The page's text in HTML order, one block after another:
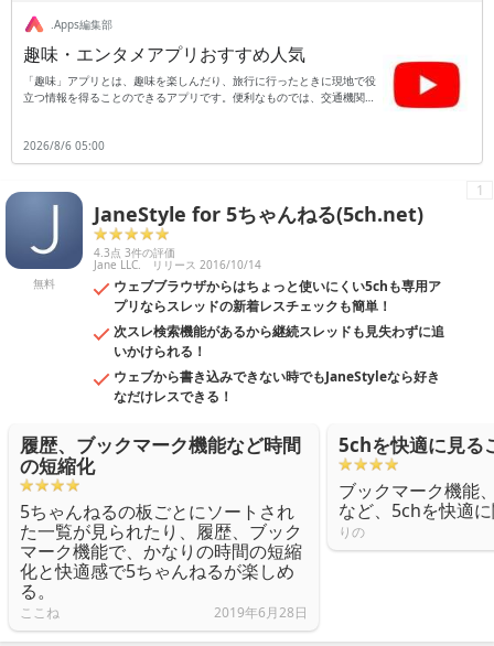
.Apps編集部
趣味・エンタメアプリおすすめ人気
「趣味」アプリとは、趣味を楽しんだり、旅行に行ったときに現地で役
立つ情報を得ることのできるアプリです。便利なものでは、交通機関の
方法を具体的に知ることができます。さらに、語学の勉強や海外旅行に
役立つのが翻訳アプリです。日本語を入力すると翻訳したい国の言葉に
訳することも可能です。旅行など知らない場所へ行くと、交通手段がス
ムーズだと安心して旅行を続けることができます。趣味でお出かけが多
い人にもおすすめです。
2026/8/6 05:00
無料
JaneStyle for 5ちゃんねる(5ch.net)
4.3点 3件の評価
Jane LLC. リリース 2016/10/14
ウェブブラウザからはちょっと使いにくい5chも専用ア
プリならスレッドの新着レスチェックも簡単！
次スレ検索機能があるから継続スレッドも見失わずに追
いかけられる！
ウェブから書き込みできない時でもJaneStyleなら好き
なだけレスできる！
1
履歴、ブックマーク機能など時間
の短縮化
5ちゃんねるの板ごとにソートされ
た一覧が見られたり、履歴、ブック
マーク機能で、かなりの時間の短縮
化と快適感で5ちゃんねるが楽しめ
る。
ここね 2019年6月28日
5chを快適に見る
ブックマーク機能
など、5chを快適
りの